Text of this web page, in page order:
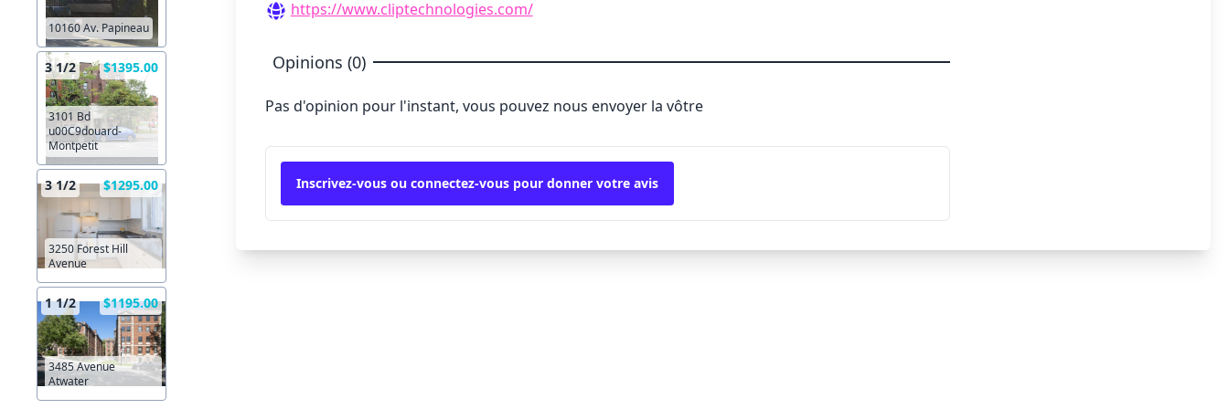
10160 Av. Papineau
3 1/2 $1395.00
3101 Bd
u00C9douard-
Montpetit
3 1/2 $1295.00
3250 Forest Hill
Avenue
1 1/2 $1195.00
3485 Avenue
Atwater
https://www.cliptechnologies.com/
Opinions (0)
Pas d'opinion pour l'instant, vous pouvez nous envoyer la vôtre
Inscrivez-vous ou connectez-vous pour donner votre avis